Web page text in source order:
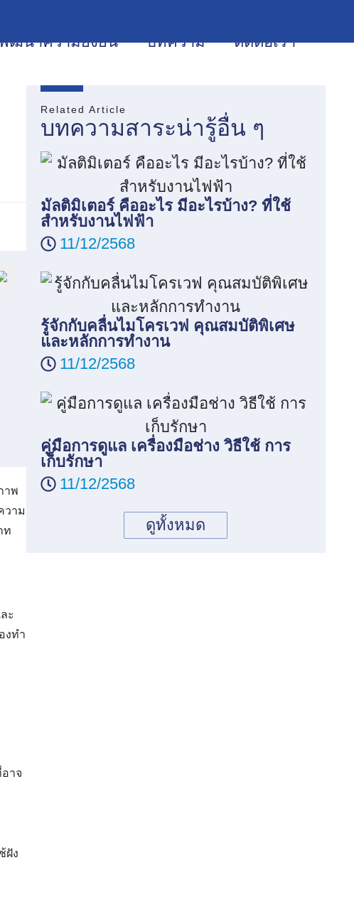
ฒนาความยั่งยืน บทความ ติดต่อเรา TH
าพ
วาม
ท
ะ
งทำ
าจ
ฝัง
Related Article
บทความสาระน่ารู้อื่น ๆ
มัลติมิเตอร์ คืออะไร มีอะไรบ้าง? ที่ใช้
สำหรับงานไฟฟ้า
11/12/2568
รู้จักกับคลื่นไมโครเวฟ คุณสมบัติพิเศษ
และหลักการทำงาน
11/12/2568
คู่มือการดูแล เครื่องมือช่าง วิธีใช้ การ
เก็บรักษา
11/12/2568
ดูทั้งหมด